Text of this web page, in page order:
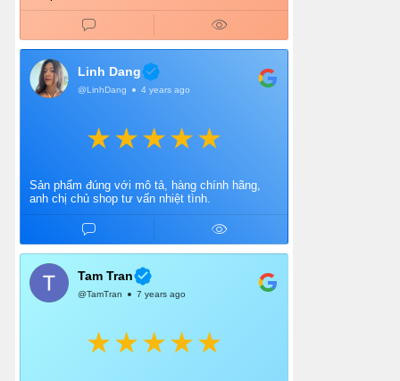
Linh Dang
@LinhDang 4 years ago
Sản phẩm đúng với mô tả, hàng chính hãng,
anh chị chủ shop tư vấn nhiệt tình.
Tam Tran
@TamTran 7 years ago